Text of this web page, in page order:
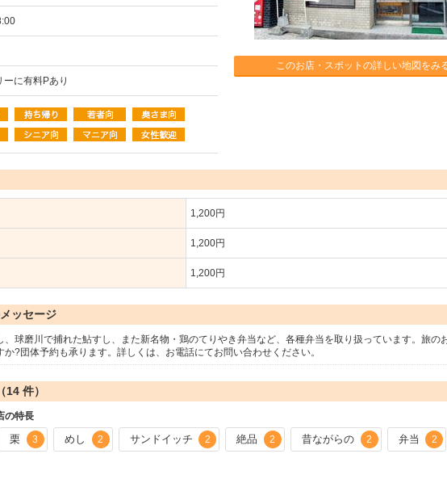
ーに有料Pあり
このお店・スポットの詳しい地図をみ
1,200円
1,200円
1,200円
ッセージ
、球磨川で捕れた鮎すし、また新名物・鶏のてりやき弁当など、各種弁当を取り扱っています。旅の
?団体予約も承ります。詳しくは、お電話にてお問い合わせください。
14 件）
の特長
栗 3 めし 2 サンドイッチ 2 絶品 2 昔ながらの 2 弁当 2